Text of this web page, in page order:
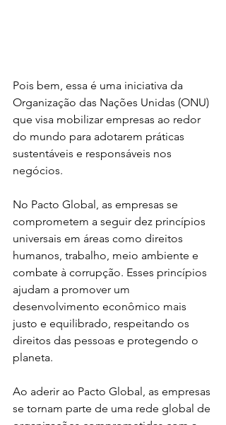
Pois bem, essa é uma iniciativa da
Organização das Nações Unidas (ONU)
que visa mobilizar empresas ao redor
do mundo para adotarem práticas
sustentáveis e responsáveis nos
negócios.
No Pacto Global, as empresas se
comprometem a seguir dez princípios
universais em áreas como direitos
humanos, trabalho, meio ambiente e
combate à corrupção. Esses princípios
ajudam a promover um
desenvolvimento econômico mais
justo e equilibrado, respeitando os
direitos das pessoas e protegendo o
planeta.
Ao aderir ao Pacto Global, as empresas
se tornam parte de uma rede global de